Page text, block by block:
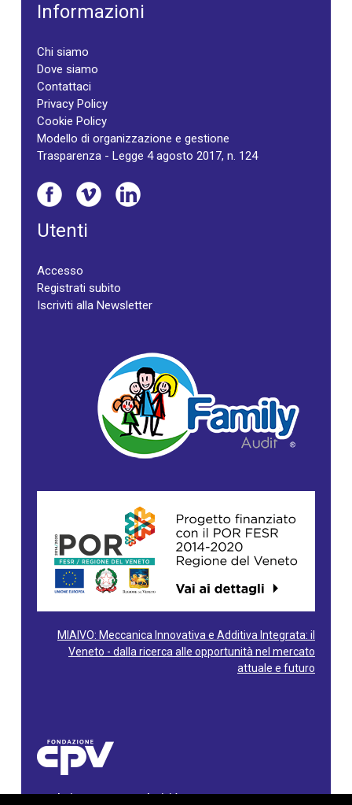
Informazioni
Chi siamo
Dove siamo
Contattaci
Privacy Policy
Cookie Policy
Modello di organizzazione e gestione
Trasparenza - Legge 4 agosto 2017, n. 124
Utenti
Accesso
Registrati subito
Iscriviti alla Newsletter
MIAIVO: Meccanica Innovativa e Additiva Integrata: il
Veneto - dalla ricerca alle opportunità nel mercato
attuale e futuro
Fondazione Centro Produttività Veneto